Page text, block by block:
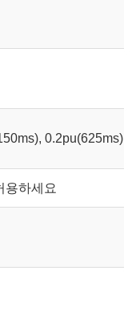
0.2pu(625ms)
용하세요